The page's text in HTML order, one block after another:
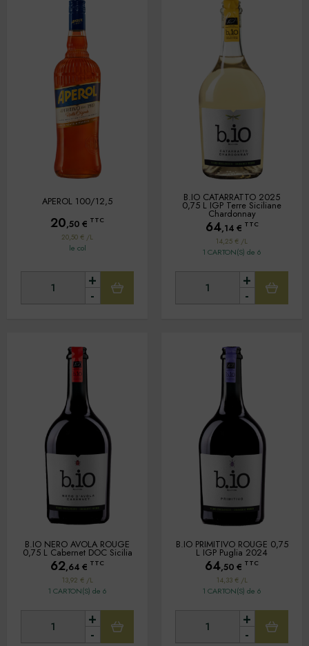
APEROL 100/12,5
20,50 € TTC
20,50 € /L
le col
-
+
B.IO CATARRATTO 2025
0,75 L IGP Terre Siciliane
Chardonnay
64,14 € TTC
14,25 € /L
1 CARTON(S) de 6
-
+
B.IO NERO AVOLA ROUGE
0,75 L Cabernet DOC Sicilia
62,64 € TTC
13,92 € /L
1 CARTON(S) de 6
-
+
B.IO PRIMITIVO ROUGE 0,75
L IGP Puglia 2024
64,50 € TTC
14,33 € /L
1 CARTON(S) de 6
-
+